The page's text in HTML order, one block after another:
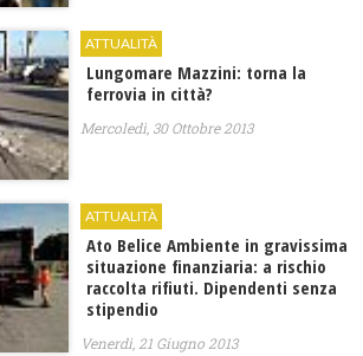
ATTUALITÀ
Lungomare Mazzini: torna la
ferrovia in città?
Mercoledì, 30 Ottobre 2013
ATTUALITÀ
Ato Belice Ambiente in gravissima
situazione finanziaria: a rischio
raccolta rifiuti. Dipendenti senza
stipendio
Venerdì, 21 Giugno 2013